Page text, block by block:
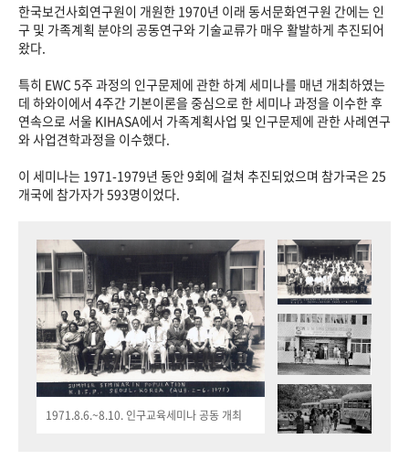
한국보건사회연구원이 개원한 1970년 이래 동서문화연구원 간에는 인
구 및 가족계획 분야의 공동연구와 기술교류가 매우 활발하게 추진되어
왔다.
특히 EWC 5주 과정의 인구문제에 관한 하계 세미나를 매년 개최하였는
데 하와이에서 4주간 기본이론을 중심으로 한 세미나 과정을 이수한 후
연속으로 서울 KIHASA에서 가족계획사업 및 인구문제에 관한 사례연구
와 사업견학과정을 이수했다.
이 세미나는 1971-1979년 동안 9회에 걸쳐 추진되었으며 참가국은 25
개국에 참가자가 593명이었다.
1971.8.6.~8.10. 인구교육세미나 공동 개최